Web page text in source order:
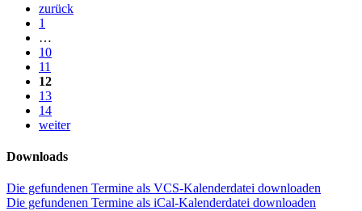
zurück
1
…
10
11
12
13
14
weiter
Downloads
Die gefundenen Termine als VCS-Kalenderdatei downloaden
Die gefundenen Termine als iCal-Kalenderdatei downloaden